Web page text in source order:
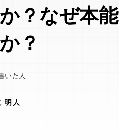
？なぜ本
？
いた人
明人